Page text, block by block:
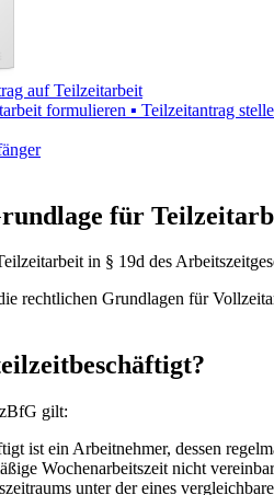
auf Teilzeitarbeit
formulieren ▪ Teilzeitantrag
für
in § 19d des
rechtlichen Grundlagen für
gilt:
ist ein Arbeitnehmer, dessen
Wochenarbeitszeit nicht
unter der eines